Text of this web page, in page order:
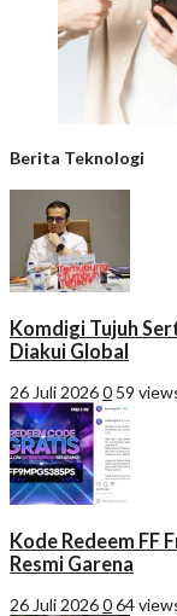
Berita Teknologi
Komdigi Tujuh
Diakui Global
26 Juli 20260 59
Kode Redeem FF
Resmi Garena
26 Juli 2026064